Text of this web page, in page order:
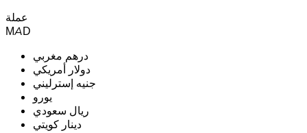
عملة
MAD
درهم مغربي
دولار أمريكي
جنيه إسترليني
يورو
ريال سعودي
دينار كويتي